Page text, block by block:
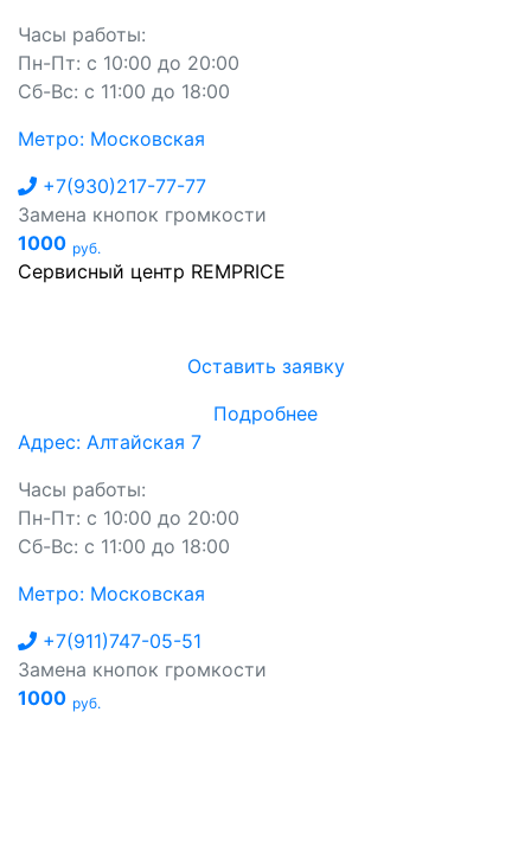
Часы работы:
Пн-Пт: с 10:00 до 20:00
Сб-Вс: с 11:00 до 18:00
Метро: Московская
+7(930)217-77-77
Замена кнопок громкости
1000 руб.
Сервисный центр REMPRICE
Оставить заявку
Подробнее
Адрес: Алтайская 7
Часы работы:
Пн-Пт: с 10:00 до 20:00
Сб-Вс: с 11:00 до 18:00
Метро: Московская
+7(911)747-05-51
Замена кнопок громкости
1000 руб.